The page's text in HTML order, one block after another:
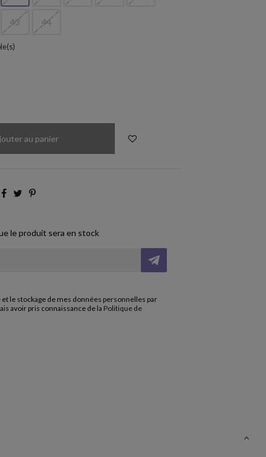
43 44
au panier
le produit sera en stock
le stockage de mes données personnelles par
avoir pris connaissance de la Politique de